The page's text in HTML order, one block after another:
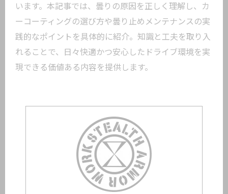
います。本記事では、曇りの原因を正しく理解し、カ
ーコーティングの選び方や曇り止めメンテナンスの実
践的なポイントを具体的に紹介。知識と工夫を取り入
れることで、日々快適かつ安心したドライブ環境を実
現できる価値ある内容を提供します。